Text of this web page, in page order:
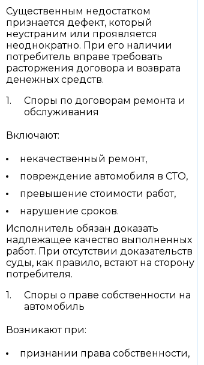
Существенным недостатком
признается дефект, который
неустраним или проявляется
неоднократно. При его наличии
потребитель вправе требовать
расторжения договора и возврата
денежных средств.
Споры по договорам ремонта и
обслуживания
Включают:
некачественный ремонт,
повреждение автомобиля в СТО,
превышение стоимости работ,
нарушение сроков.
Исполнитель обязан доказать
надлежащее качество выполненных
работ. При отсутствии доказательств
суды, как правило, встают на сторону
потребителя.
Споры о праве собственности на
автомобиль
Возникают при:
признании права собственности,